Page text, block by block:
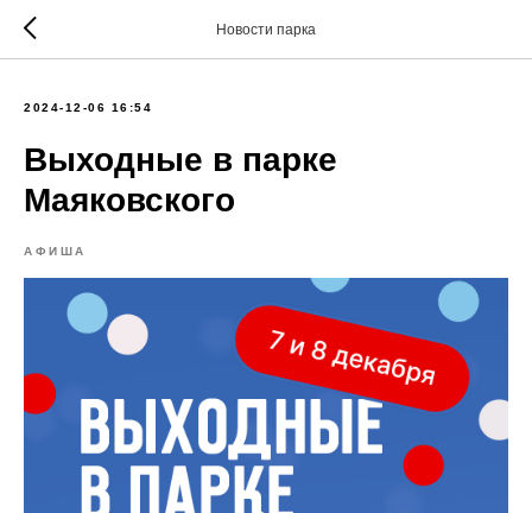
Новости парка
2024-12-06 16:54
Выходные в парке
Маяковского
АФИША